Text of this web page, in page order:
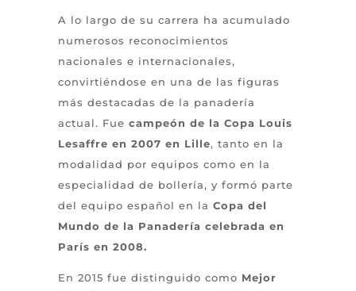
A lo largo de su carrera ha acumulado
numerosos reconocimientos
nacionales e internacionales,
convirtiéndose en una de las figuras
más destacadas de la panadería
actual. Fuecampeón de la Copa Louis
Lesaffre en 2007 en Lille, tanto en la
modalidad por equipos como en la
especialidad de bollería, y formó parte
del equipo español en laCopa del
Mundo de la Panadería celebrada en
París en 2008.
En 2015 fue distinguido como Mejor